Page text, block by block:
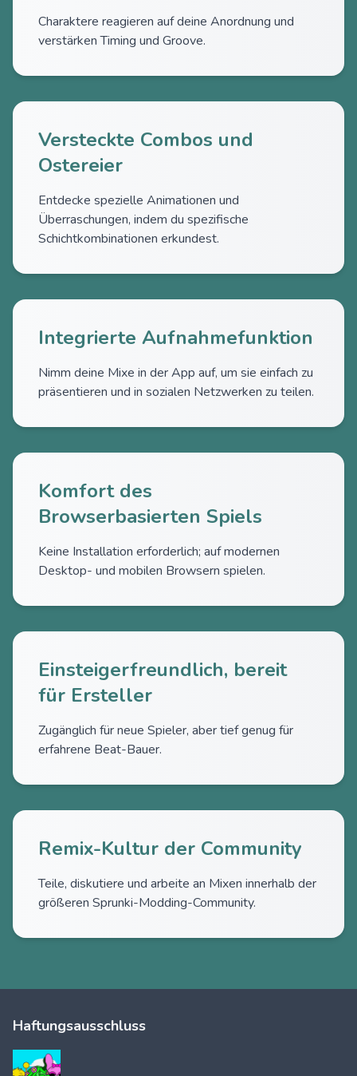
Charaktere reagieren auf deine Anordnung und
verstärken Timing und Groove.
Versteckte Combos und
Ostereier
Entdecke spezielle Animationen und
Überraschungen, indem du spezifische
Schichtkombinationen erkundest.
Integrierte Aufnahmefunktion
Nimm deine Mixe in der App auf, um sie einfach zu
präsentieren und in sozialen Netzwerken zu teilen.
Komfort des
Browserbasierten Spiels
Keine Installation erforderlich; auf modernen
Desktop- und mobilen Browsern spielen.
Einsteigerfreundlich, bereit
für Ersteller
Zugänglich für neue Spieler, aber tief genug für
erfahrene Beat-Bauer.
Remix-Kultur der Community
Teile, diskutiere und arbeite an Mixen innerhalb der
größeren Sprunki-Modding-Community.
Haftungsausschluss